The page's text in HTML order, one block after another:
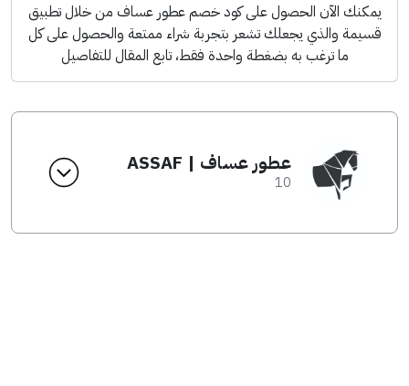
يمكنك الآن الحصول على كود خصم عطور عساف من خلال تطبيق
قسيمة والذي يجعلك تشعر بتجربة شراء ممتعة والحصول على كل
ما ترغب به بضغطة واحدة فقط، تابع المقال للتفاصيل
عطور عساف | ASSAF
10